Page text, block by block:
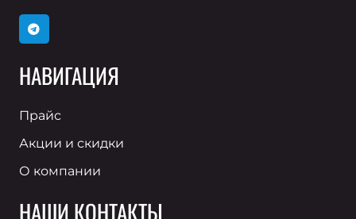
НАВИГАЦИЯ
Прайс
Акции и скидки
О компании
НАШИ КОНТАКТЫ